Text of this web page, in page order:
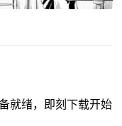
就绪，即刻下载开始